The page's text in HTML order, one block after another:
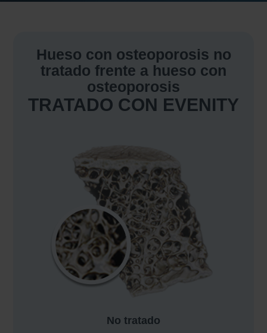
No tratado
Hueso con osteoporosis no
tratado frente a hueso con
osteoporosis
TRATADO CON EVENITY